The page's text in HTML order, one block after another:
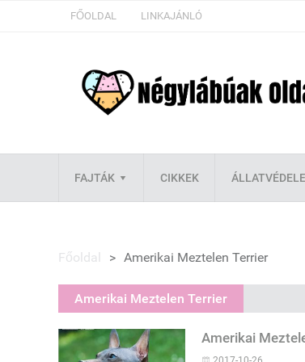
FŐOLDAL LINKAJÁNLÓ
FAJTÁK CIKKEK
Főoldal > Amerikai Meztelen Terrier
Amerikai Meztelen Terrier
Amerikai